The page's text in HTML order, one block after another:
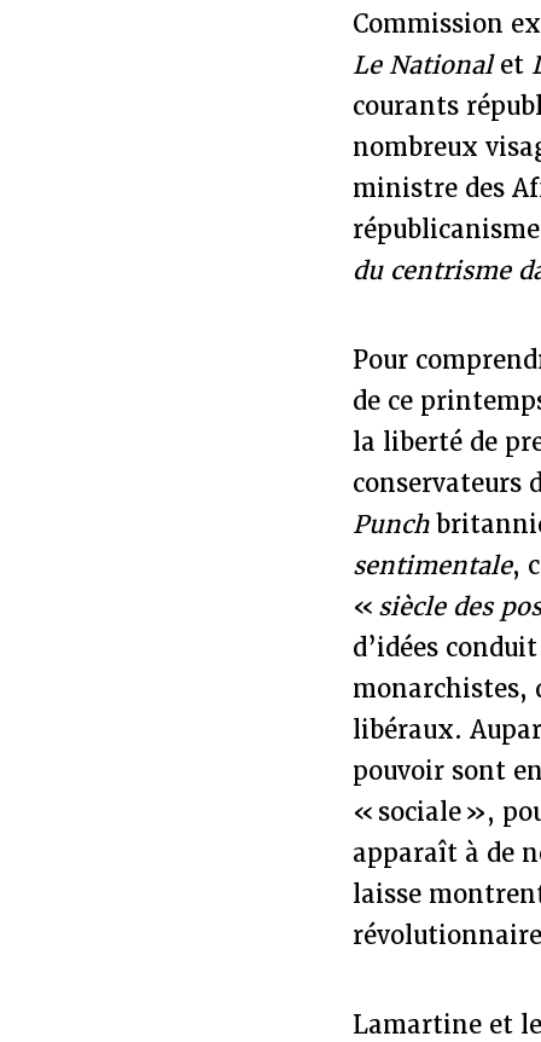
Commission
Le Nationalet
courants
nombreux
ministre des
du centrisme
Pour
de ce
la liberté de
conservateurs
Punch
sentimentale,
« siècle des
d’idées
monarchistes,
libéraux.
pouvoir sont
« sociale »,
apparaît à de
laisse
Lamartine et